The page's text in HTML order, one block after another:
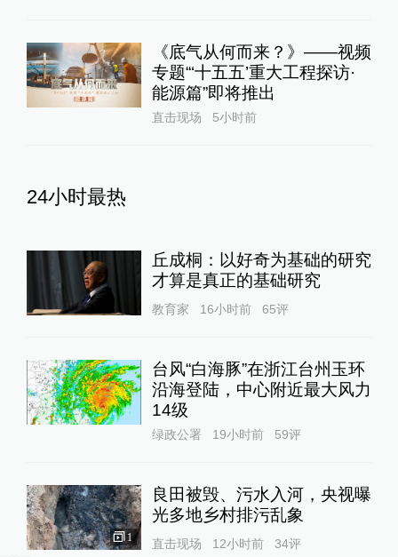
《底气从何而来？》——视频
专题“‘十五五’重大工程探访·
能源篇”即将推出
直击现场 5小时前
24小时最热
丘成桐：以好奇为基础的研究
才算是真正的基础研究
教育家 16小时前 65评
台风“白海豚”在浙江台州玉环
沿海登陆，中心附近最大风力
14级
绿政公署 19小时前 59评
1
良田被毁、污水入河，央视曝
光多地乡村排污乱象
直击现场 12小时前 34评